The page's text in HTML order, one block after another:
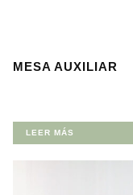
MESA AUXILIAR
LEER MÁS